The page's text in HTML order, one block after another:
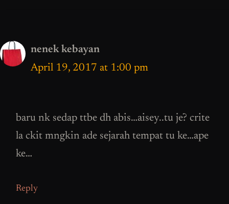
nenek kebayan
April 19, 2017 at 1:00 pm
baru nk sedap ttbe dh abis…aisey..tu je? crite
la ckit mngkin ade sejarah tempat tu ke…ape
ke…
Reply